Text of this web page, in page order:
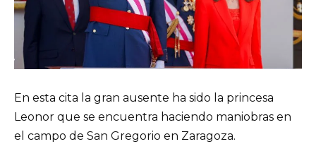
En esta cita la gran ausente ha sido la princesa
Leonor que se encuentra haciendo maniobras en
el campo de San Gregorio en Zaragoza.